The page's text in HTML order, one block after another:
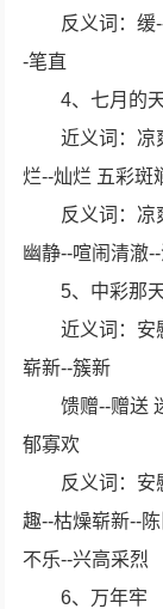
反义词：缓
-笔直
4、七月的
近义词：凉
烂--灿烂 五彩斑
反义词：凉
幽静--喧闹清澈
5、中彩那
近义词：安
崭新--簇新
馈赠--赠送
郁寡欢
反义词：安
趣--枯燥崭新--
不乐--兴高采烈
6、万年牢